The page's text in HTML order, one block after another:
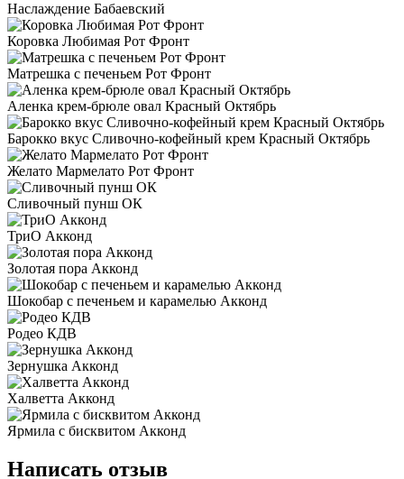
Наслаждение Бабаевский
Коровка Любимая Рот Фронт
Матрешка с печеньем Рот Фронт
Аленка крем-брюле овал Красный Октябрь
Барокко вкус Сливочно-кофейный крем Красный Октябрь
Желато Мармелато Рот Фронт
Сливочный пунш ОК
ТриО Акконд
Золотая пора Акконд
Шокобар с печеньем и карамелью Акконд
Родео КДВ
Зернушка Акконд
Халветта Акконд
Ярмила с бисквитом Акконд
Написать отзыв